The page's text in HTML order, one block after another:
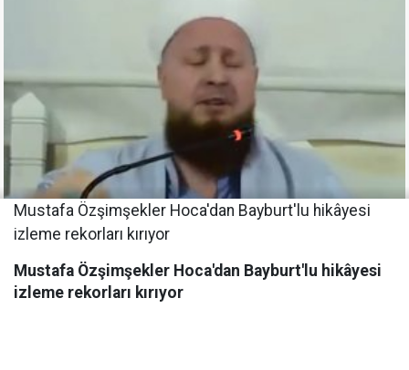
Mustafa Özşimşekler Hoca'dan Bayburt'lu hikâyesi
izleme rekorları kırıyor
Mustafa Özşimşekler Hoca'dan Bayburt'lu hikâyesi
izleme rekorları kırıyor